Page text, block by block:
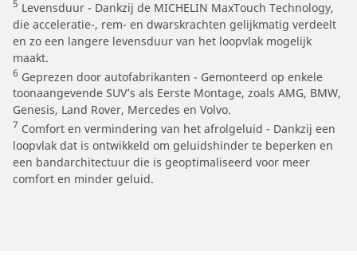
5 Levensduur - Dankzij de MICHELIN MaxTouch Technology,
die acceleratie-, rem- en dwarskrachten gelijkmatig verdeelt
en zo een langere levensduur van het loopvlak mogelijk
maakt.
6 Geprezen door autofabrikanten - Gemonteerd op enkele
toonaangevende SUV’s als Eerste Montage, zoals AMG, BMW,
Genesis, Land Rover, Mercedes en Volvo.
7 Comfort en vermindering van het afrolgeluid - Dankzij een
loopvlak dat is ontwikkeld om geluidshinder te beperken en
een bandarchitectuur die is geoptimaliseerd voor meer
comfort en minder geluid.